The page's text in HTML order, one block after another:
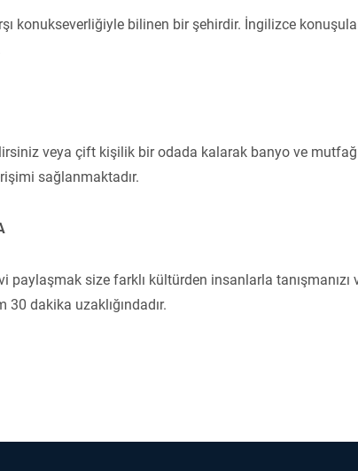
konukseverliğiyle bilinen bir şehirdir. İngilizce
veya çift kişilik bir odada kalarak banyo ve
sağlanmaktadır.
paylaşmak size farklı kültürden insanlarla
dakika uzaklığındadır.